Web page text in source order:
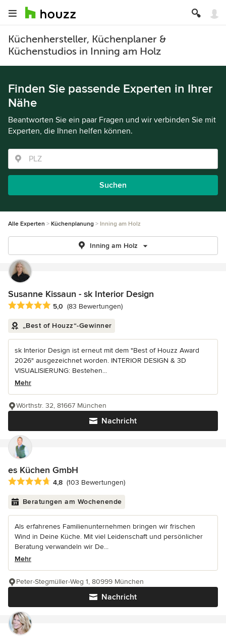
Küchenhersteller, Küchenplaner &
Küchenstudios in Inning am Holz
Finden Sie passende Experten in Ihrer
Nähe
Beantworten Sie ein paar Fragen und wir verbinden Sie mit
Experten, die Ihnen helfen können.
Suchen
Alle Experten Küchenplanung Inning am Holz
Inning am Holz
Susanne Kissaun - sk Interior Design
Durchschnittliche Bewertung: 5 von 5 Sternen
5,0 (83 Bewertungen)
„Best of Houzz“-Gewinner
sk Interior Design ist erneut mit dem "Best of Houzz Award
2026" ausgezeichnet worden. INTERIOR DESIGN & 3D
VISUALISIERUNG: Bestehen...
Mehr
Nachricht
Wörthstr. 32, 81667 München
es Küchen GmbH
Durchschnittliche Bewertung: 4.8 von 5 Sternen
4,8 (103 Bewertungen)
Beratungen am Wochenende
Als erfahrenes Familienunternehmen bringen wir frischen
Wind in Deine Küche. Mit viel Leidenschaft und persönlicher
Beratung verwandeln wir De...
Mehr
Nachricht
Peter-Stegmüller-Weg 1, 80999 München